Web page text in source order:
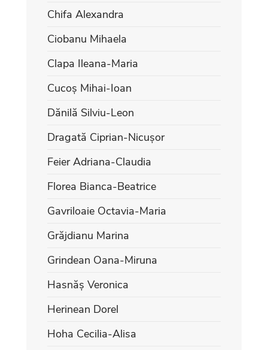
Chifa Alexandra
Ciobanu Mihaela
Clapa Ileana-Maria
Cucoș Mihai-Ioan
Dănilă Silviu-Leon
Dragată Ciprian-Nicușor
Feier Adriana-Claudia
Florea Bianca-Beatrice
Gavriloaie Octavia-Maria
Grăjdianu Marina
Grindean Oana-Miruna
Hasnăș Veronica
Herinean Dorel
Hoha Cecilia-Alisa